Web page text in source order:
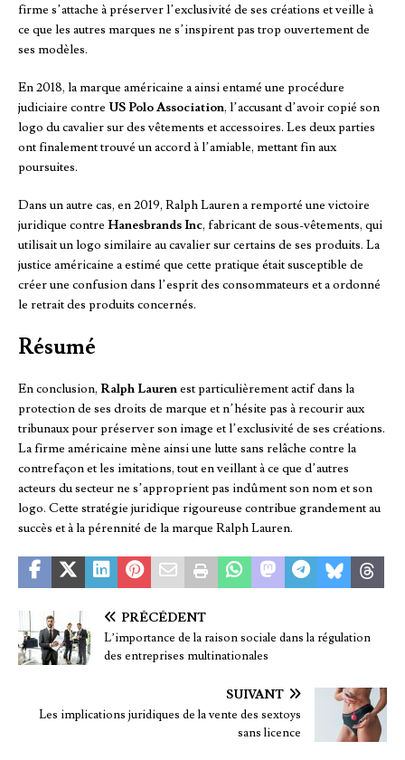
firme s’attache à préserver l’exclusivité de ses créations et veille à
ce que les autres marques ne s’inspirent pas trop ouvertement de
ses modèles.
En 2018, la marque américaine a ainsi entamé une procédure
judiciaire contre US Polo Association, l’accusant d’avoir copié son
logo du cavalier sur des vêtements et accessoires. Les deux parties
ont finalement trouvé un accord à l’amiable, mettant fin aux
poursuites.
Dans un autre cas, en 2019, Ralph Lauren a remporté une victoire
juridique contre Hanesbrands Inc, fabricant de sous-vêtements, qui
utilisait un logo similaire au cavalier sur certains de ses produits. La
justice américaine a estimé que cette pratique était susceptible de
créer une confusion dans l’esprit des consommateurs et a ordonné
le retrait des produits concernés.
Résumé
En conclusion, Ralph Laurenest particulièrement actif dans la
protection de ses droits de marque et n’hésite pas à recourir aux
tribunaux pour préserver son image et l’exclusivité de ses créations.
La firme américaine mène ainsi une lutte sans relâche contre la
contrefaçon et les imitations, tout en veillant à ce que d’autres
acteurs du secteur ne s’approprient pas indûment son nom et son
logo. Cette stratégie juridique rigoureuse contribue grandement au
succès et à la pérennité de la marque Ralph Lauren.
PRÉCÉDENT
L’importance de la raison sociale dans la régulation
des entreprises multinationales
SUIVANT
Les implications juridiques de la vente des sextoys
sans licence